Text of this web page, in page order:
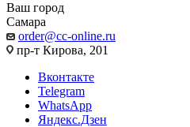
Ваш город
Самара
order@cc-online.ru
пр-т Кирова, 201
Вконтакте
Telegram
WhatsApp
Яндекс.Дзен